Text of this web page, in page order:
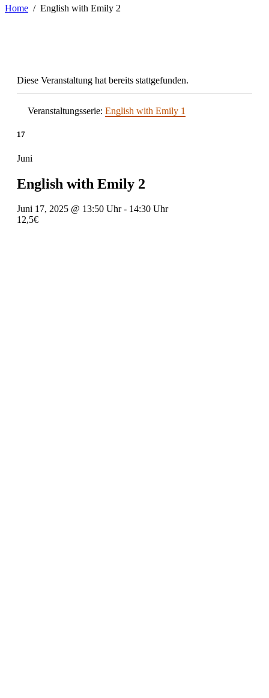
Home / English with Emily 2
Diese Veranstaltung hat bereits stattgefunden.
Veranstaltungsserie: English with Emily 1
17
Juni
English with Emily 2
Juni 17, 2025 @ 13:50 Uhr- 14:30 Uhr
12,5€